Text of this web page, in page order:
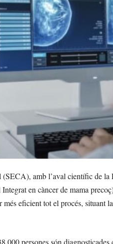
amb l’aval científic de
en càncer de mama
eficient tot el procés, situant
persones són